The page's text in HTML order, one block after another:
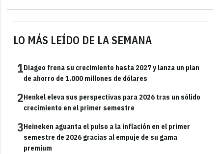
LO MÁS LEÍDO DE LA SEMANA
1Diageo frena su crecimiento hasta 2027 y lanza un plan
de ahorro de 1.000 millones de dólares
2Henkel eleva sus perspectivas para 2026 tras un sólido
crecimiento en el primer semestre
3Heineken aguanta el pulso a la inflación en el primer
semestre de 2026 gracias al empuje de su gama
premium